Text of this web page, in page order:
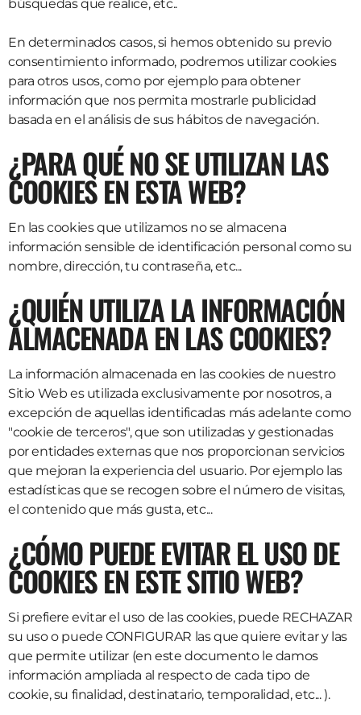
búsquedas que realice, etc..
En determinados casos, si hemos obtenido su previo
consentimiento informado, podremos utilizar cookies
para otros usos, como por ejemplo para obtener
información que nos permita mostrarle publicidad
basada en el análisis de sus hábitos de navegación.
¿PARA QUÉ NO SE UTILIZAN LAS
COOKIES EN ESTA WEB?
En las cookies que utilizamos no se almacena
información sensible de identificación personal como su
nombre, dirección, tu contraseña, etc...
¿QUIÉN UTILIZA LA INFORMACIÓN
ALMACENADA EN LAS COOKIES?
La información almacenada en las cookies de nuestro
Sitio Web es utilizada exclusivamente por nosotros, a
excepción de aquellas identificadas más adelante como
"cookie de terceros", que son utilizadas y gestionadas
por entidades externas que nos proporcionan servicios
que mejoran la experiencia del usuario. Por ejemplo las
estadísticas que se recogen sobre el número de visitas,
el contenido que más gusta, etc...
¿CÓMO PUEDE EVITAR EL USO DE
COOKIES EN ESTE SITIO WEB?
Si prefiere evitar el uso de las cookies, puede RECHAZAR
su uso o puede CONFIGURAR las que quiere evitar y las
que permite utilizar (en este documento le damos
información ampliada al respecto de cada tipo de
cookie, su finalidad, destinatario, temporalidad, etc... ).